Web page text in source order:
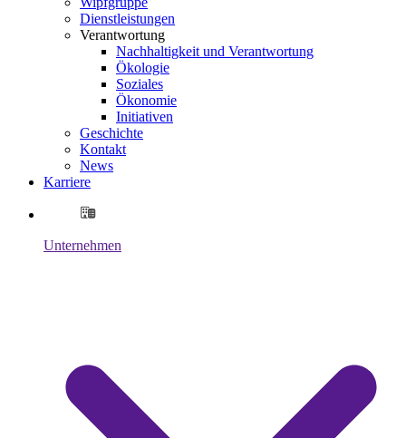
Dienstleistungen
Verantwortung
Nachhaltigkeit und Verantwortung
Ökologie
Soziales
Ökonomie
Initiativen
Geschichte
Kontakt
News
Karriere
Unternehmen